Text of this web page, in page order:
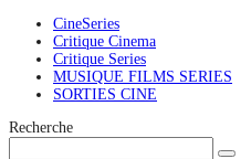
CineSeries
Critique Cinema
Critique Series
MUSIQUE FILMS SERIES
SORTIES CINE
Recherche